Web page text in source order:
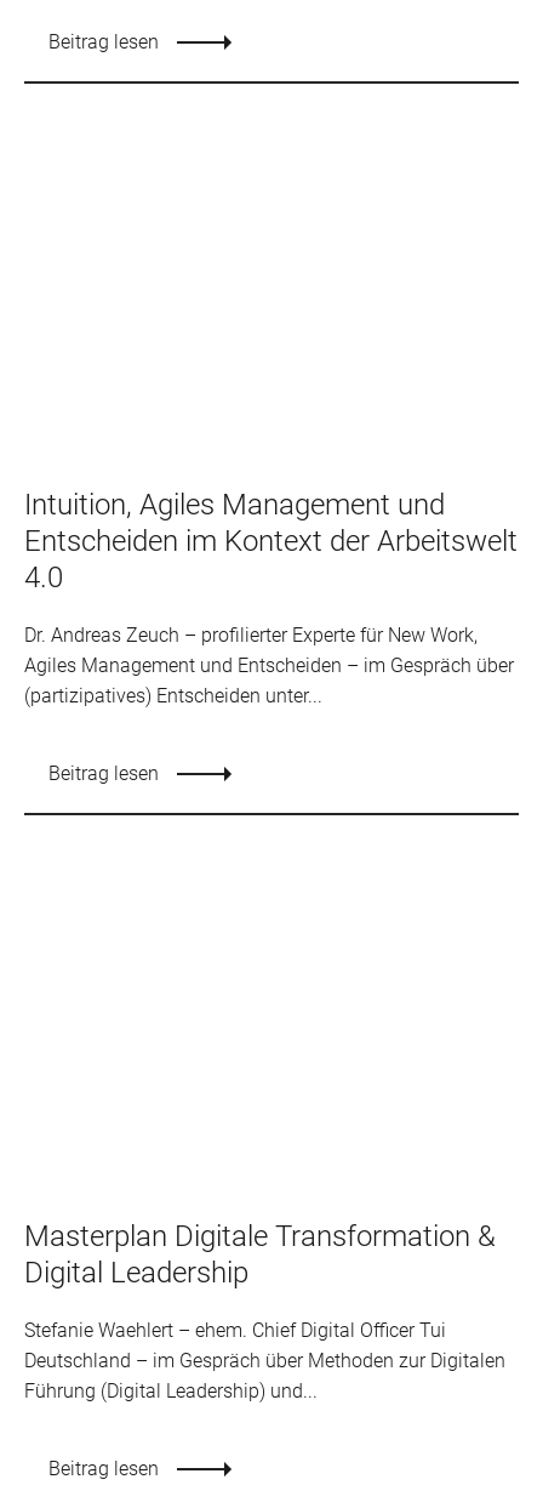
Beitrag lesen
Intuition, Agiles Management und
Entscheiden im Kontext der Arbeitswelt
4.0
Dr. Andreas Zeuch – profilierter Experte für New Work,
Agiles Management und Entscheiden – im Gespräch über
(partizipatives) Entscheiden unter...
Beitrag lesen
Masterplan Digitale Transformation &
Digital Leadership
Stefanie Waehlert – ehem. Chief Digital Officer Tui
Deutschland – im Gespräch über Methoden zur Digitalen
Führung (Digital Leadership) und...
Beitrag lesen